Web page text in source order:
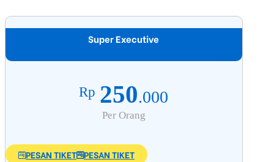
Super Executive
Rp 250.000
Per Orang
PESAN TIKET PESAN TIKET